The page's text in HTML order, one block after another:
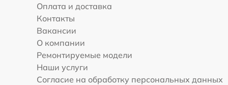
Оплата и доставка
Контакты
Вакансии
О компании
Ремонтируемые модели
Наши услуги
Согласие на обработку персональных данных